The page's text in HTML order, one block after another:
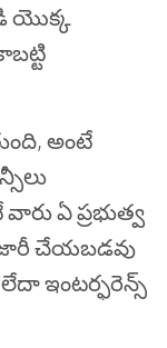
యొక్క
అంటే
ఏ ప్రభుత్వ
జారీ చేయబడవు
లేదా ఇంటర్ఫరెన్స్